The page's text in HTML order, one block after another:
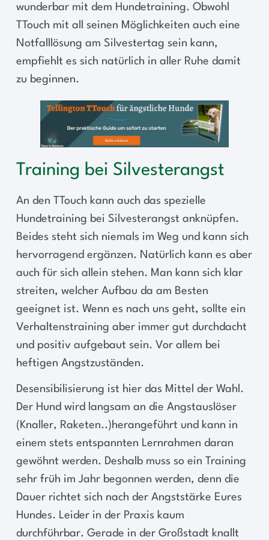
wunderbar mit dem Hundetraining. Obwohl
TTouch mit all seinen Möglichkeiten auch eine
Notfalllösung am Silvestertag sein kann,
empfiehlt es sich natürlich in aller Ruhe damit
zu beginnen.
Training bei Silvesterangst
An den TTouch kann auch das spezielle
Hundetraining bei Silvesterangst anknüpfen.
Beides steht sich niemals im Weg und kann sich
hervorragend ergänzen. Natürlich kann es aber
auch für sich allein stehen. Man kann sich klar
streiten, welcher Aufbau da am Besten
geeignet ist. Wenn es nach uns geht, sollte ein
Verhaltenstraining aber immer gut durchdacht
und positiv aufgebaut sein. Vor allem bei
heftigen Angstzuständen.
Desensibilisierung ist hier das Mittel der Wahl.
Der Hund wird langsam an die Angstauslöser
(Knaller, Raketen..)herangeführt und kann in
einem stets entspannten Lernrahmen daran
gewöhnt werden. Deshalb muss so ein Training
sehr früh im Jahr begonnen werden, denn die
Dauer richtet sich nach der Angststärke Eures
Hundes. Leider in der Praxis kaum
durchführbar. Gerade in der Großstadt knallt